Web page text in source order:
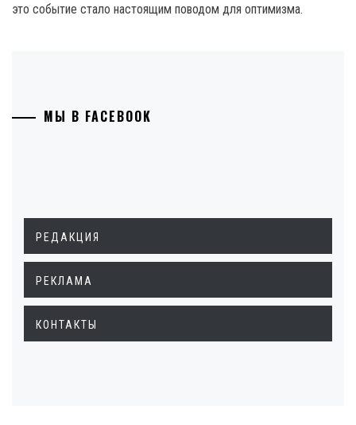
это событие стало настоящим поводом для оптимизма.
МЫ В FACEBOOK
РЕДАКЦИЯ
РЕКЛАМА
КОНТАКТЫ